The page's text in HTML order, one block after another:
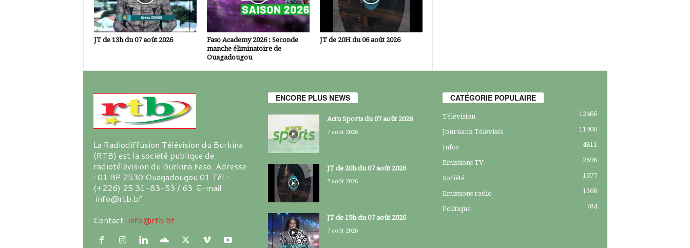
JT de 13h du 07 août 2026
Faso Academy 2026 : Seconde
manche éliminatoire de
Ouagadougou
JT de 20H du 06 août 2026
La Radiodiffusion Télévision du Burkina
(RTB) est la société publique de
radiotélévision du Burkina Faso. Adresse
: 01 BP 2530 Ouagadougou 01 Tél :
(+226) 25 31-83-53 / 63 E-mail :
info@rtb.bf
Contact: info@rtb.bf
ENCORE PLUS NEWS
Actu Sports du 07 août 2026
7 août 2026
JT de 20h du 07 août 2026
7 août 2026
JT de 19h du 07 août 2026
7 août 2026
CATÉGORIE POPULAIRE
Télévision 12466
Journaux Télévisés 11900
Infos 4811
Emissions TV 2898
Société 1677
Emissions radio 1368
Politique 784